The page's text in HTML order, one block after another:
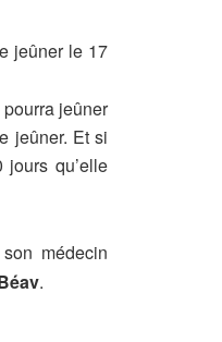
jeûner le 17
jeûner
jeûner. Et si
qu’elle
médecin
.